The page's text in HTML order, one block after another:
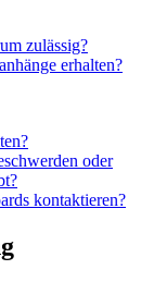
zulässig?
erhalten?
oder
kontaktieren?